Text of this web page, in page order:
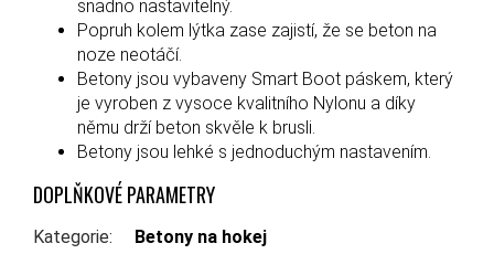
snadno nastavitelný.
Popruh kolem lýtka zase zajistí, že se beton na
noze neotáčí.
Betony jsou vybaveny Smart Boot páskem, který
je vyroben z vysoce kvalitního Nylonu a díky
němu drží beton skvěle k brusli.
Betony jsou lehké s jednoduchým nastavením.
DOPLŇKOVÉ PARAMETRY
Kategorie:
Betony na hokej